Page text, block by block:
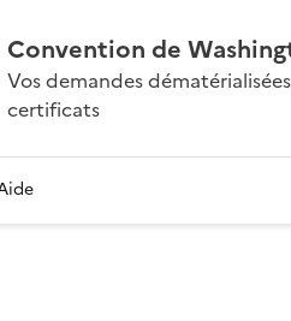
Convention de
Vos demandes
certificats